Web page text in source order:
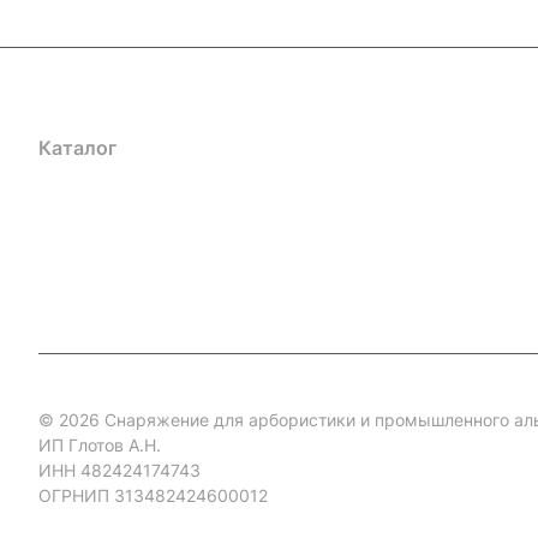
Каталог
© 2026 Снаряжение для арбористики и промышленного
ИП Глотов А.Н.
ИНН 482424174743
ОГРНИП 313482424600012